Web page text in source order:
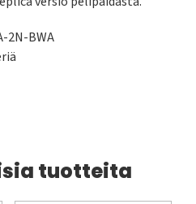
2N-BWA
tuotteita